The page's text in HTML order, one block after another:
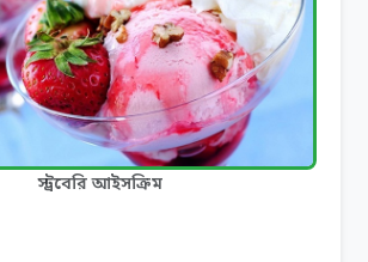
স্ট্রবেরি আইসক্রিম